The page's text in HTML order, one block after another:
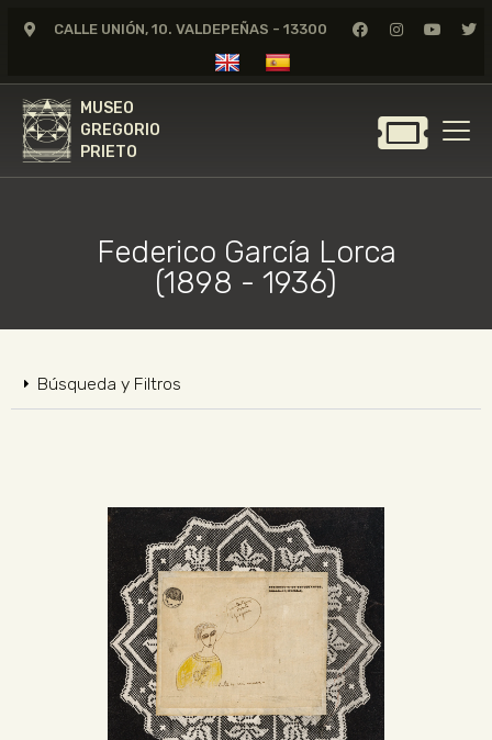
CALLE UNIÓN, 10. VALDEPEÑAS - 13300
MUSEO
GREGORIO
PRIETO
MUSEO
GREGORIO
GREGORIO PRIETO
ARCHIVO
CERTAMEN DE DIBUJO
NOTICIAS
Federico García Lorca
(1898 - 1936)
Búsqueda y Filtros